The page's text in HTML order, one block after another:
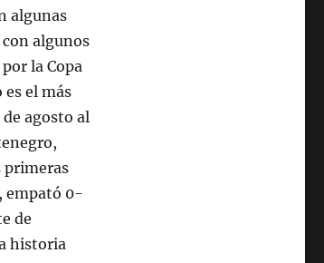
algunas
algunos
la Copa
el más
agosto al
primeras
empató 0-
de
historia